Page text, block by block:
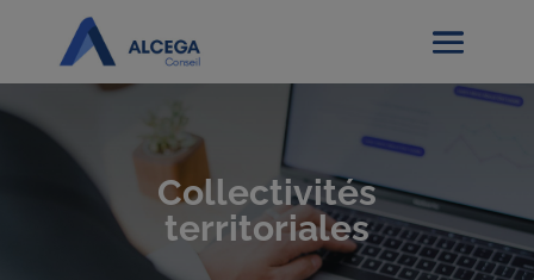
Collectivités
territoriales